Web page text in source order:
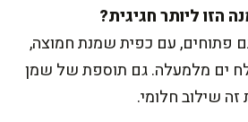
פתוחים, עם כפית שמנת חמוצה,
ים מלמעלה. גם תוספת של שמן
זה שילוב חלומי.